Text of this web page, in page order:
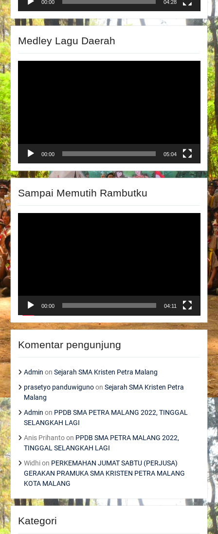
00:00 04:28
Medley Lagu Daerah
00:00 05:04
Sampai Memutih Rambutku
00:00 04:11
Komentar pengunjung
Admin on Sejarah SMA Kristen Petra Malang
prasetyo panduwigunoon Sejarah SMA Kristen Petra
Malang
Admin on PPDB SMA PETRA MALANG 2022, TINGGAL
SELANGKAH LAGI
Anis Prihantoon PPDB SMA PETRA MALANG 2022,
TINGGAL SELANGKAH LAGI
Widhion PERKEMAHAN JUMAT SABTU (PERJUSA)
GERAKAN PRAMUKA SMA KRISTEN PETRA MALANG
KOTA MALANG
Kategori